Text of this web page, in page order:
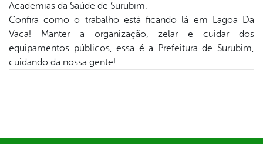
Academias da Saúde de Surubim.
Confira como o trabalho está ficando lá em Lagoa Da
Vaca! Manter a organização, zelar e cuidar dos
equipamentos públicos, essa é a Prefeitura de Surubim,
cuidando da nossa gente!